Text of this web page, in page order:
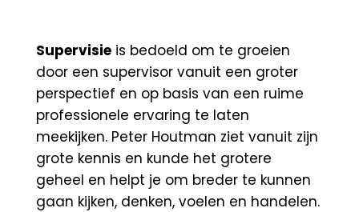
Supervisieis bedoeld om te groeien
door een supervisor vanuit een groter
perspectief en op basis van een ruime
professionele ervaring te laten
meekijken. Peter Houtman ziet vanuit zijn
grote kennis en kunde het grotere
geheel en helpt je om breder te kunnen
gaan kijken, denken, voelen en handelen.